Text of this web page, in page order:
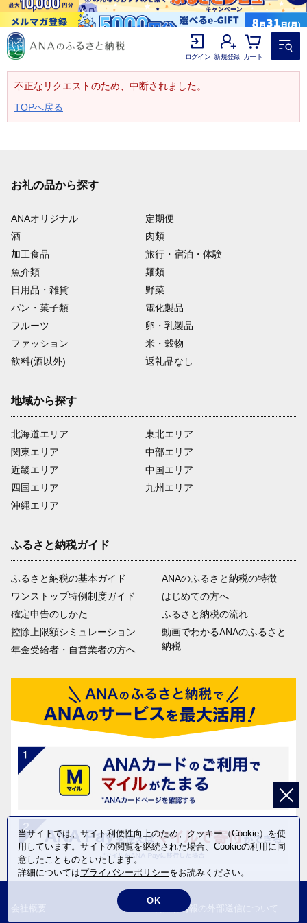
ログイン 新規登録 カート
不正なリクエストのため、中断されました。
TOPへ戻る
お礼の品から探す
ANAオリジナル
定期便
酒
肉類
加工食品
旅行・宿泊・体験
魚介類
麺類
日用品・雑貨
野菜
パン・菓子類
電化製品
フルーツ
卵・乳製品
ファッション
米・穀物
飲料(酒以外)
返礼品なし
地域から探す
北海道エリア
関東エリア
近畿エリア
四国エリア
沖縄エリア
東北エリア
中部エリア
中国エリア
九州エリア
ふるさと納税ガイド
ふるさと納税の基本ガイド
ワンストップ特例制度ガイド
確定申告のしかた
控除上限額シミュレーション
年金受給者・自営業者の方へ
ANAのふるさと納税の特徴
はじめての方へ
ふるさと納税の流れ
動画でわかるANAのふるさと
納税
会社概要
利用者情報の外部送信について
当サイトでは、サイト利便性向上のため、クッキー（Cookie）を使
用しています。サイトの閲覧を継続された場合、Cookieの利用に同
意したことものといたします。
詳細についてはプライバシーポリシーをお読みください。
OK